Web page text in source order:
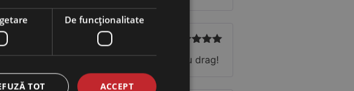
din 5
și fructe îl face deosebit. Îl recomand cu drag!
De funcţionalitate
ACCEPT
TOT